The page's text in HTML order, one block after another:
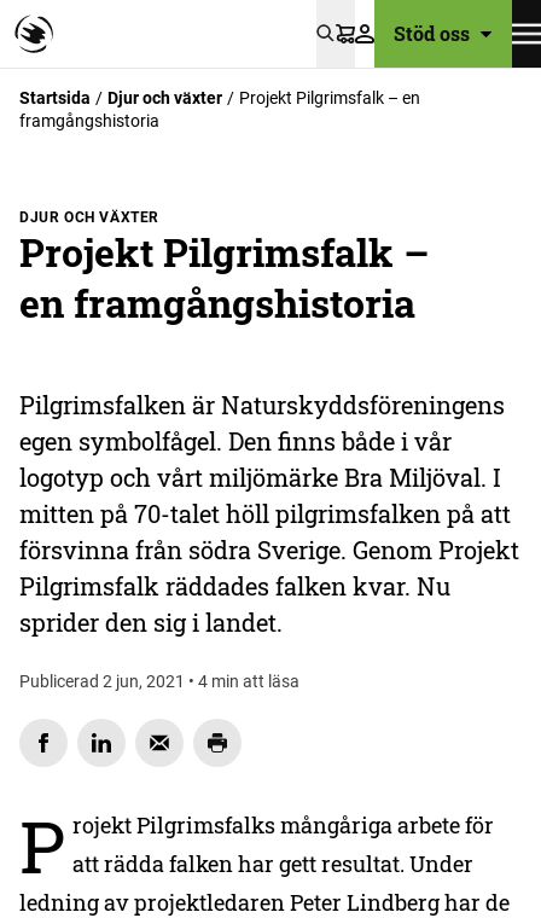
VarukorgStöd oss
Startsida Djur och växter
Projekt Pilgrimsfalk – en
framgångshistoria
DJUR OCH VÄXTER
Projekt Pilgrimsfalk –
en framgångshistoria
Pilgrimsfalken är Naturskyddsföreningens
egen symbolfågel. Den finns både i vår
logotyp och vårt miljömärke Bra Miljöval. I
mitten på 70-talet höll pilgrimsfalken på att
försvinna från södra Sverige. Genom Projekt
Pilgrimsfalk räddades falken kvar. Nu
sprider den sig i landet.
Publicerad 2 jun, 2021 • 4 min att läsa
P rojekt Pilgrimsfalks mångåriga arbete för
att rädda falken har gett resultat. Under
ledning av projektledaren Peter Lindberg har de